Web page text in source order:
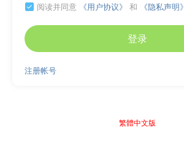
 阅读并同意 《用户协议》 和 《隐私声明》
登录
注册帐号
繁體中文版